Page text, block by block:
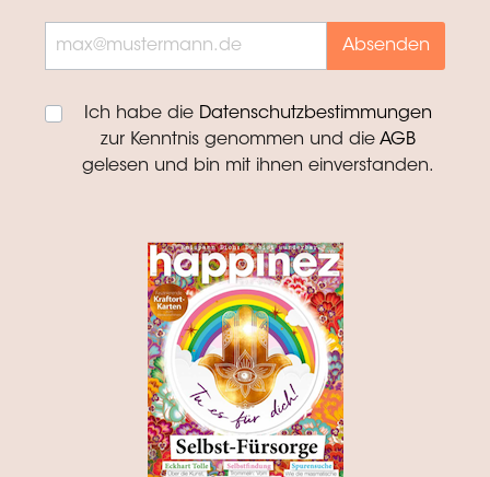
Absenden
Ich habe die Datenschutzbestimmungen
zur Kenntnis genommen und die AGB
gelesen und bin mit ihnen einverstanden.